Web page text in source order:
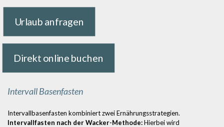
Urlaub anfragen
Direkt online buchen
Intervall Basenfasten
Intervallbasenfasten kombiniert zwei Ernährungsstrategien.
Intervallfasten nach der Wacker-Methode:Hierbei wird